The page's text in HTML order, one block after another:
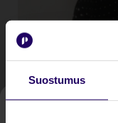
Suostumus
yrityksiä